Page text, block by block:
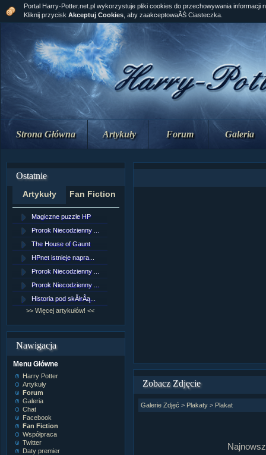
Strona Główna Artykuły Forum Galeria
Ostatnie
Artykuły Fan Fiction
Magiczne puzzle HP
Prorok Niecodzienny ...
The House of Gaunt
HPnet istnieje napra...
Prorok Niecodzienny ...
Prorok Niecodzienny ...
Historia pod skĂłrÂą...
>> Więcej artykułów! <<
Nawigacja
Menu Główne
Harry Potter
Artykuły
Forum
Galeria
Chat
Facebook
Fan Fiction
Współpraca
Twitter
Daty premier
Portal Harry-Potter.net.pl wykorzystuje pliki cookies do przechowywania informacji
Kliknij przycisk Akceptuj Cookies , aby zaakceptowaĂŚ Ciasteczka.
Zobacz Zdjęcie
Galerie Zdjęć > Plakaty> Plakat